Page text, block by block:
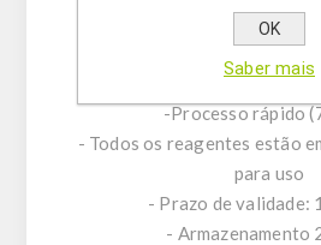
2003 (IDF 186:
-Ajustado ao limite da
Ásia
-Processo rápido
- Todos os reagentes estão
para uso
- Prazo de validade:
- Armazenamento
OK
Saber mais